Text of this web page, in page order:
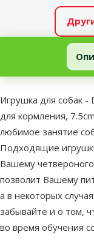
Игрушка для собак -
В начало
Игрушка для собак -
для кормления,
любимое занятие
Подходящие
Вашему
позволит Вашему
а в некоторых
забывайте и о том,
во время обучения